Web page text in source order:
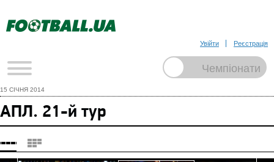
Увійти Реєстрація
15 СІЧНЯ 2014
АПЛ. 21-й тур